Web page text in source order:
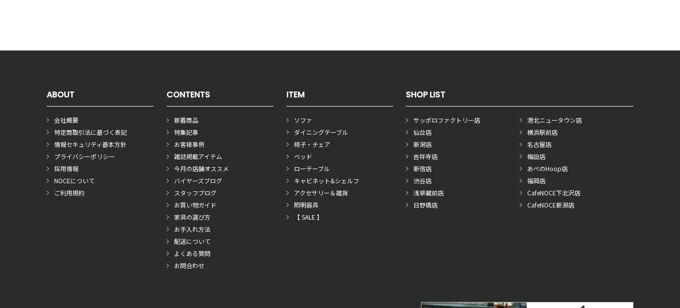
ABOUT
会社概要
特定商取引法に基づく表記
情報セキュリティ基本方針
プライバシーポリシー
採用情報
NOCEについて
ご利用規約
CONTENTS
新着商品
特集記事
お客様事例
雑誌掲載アイテム
今月の店舗オススメ
バイヤーズブログ
スタッフブログ
お買い物ガイド
家具の選び方
お手入れ方法
配送について
よくある質問
お問合わせ
ITEM
ソファ
ダイニングテーブル
椅子・チェア
ベッド
ローテーブル
キャビネット&シェルフ
アクセサリー＆雑貨
照明器具
【 SALE 】
SHOP LIST
サッポロファクトリー店
仙台店
新潟店
吉祥寺店
新宿店
渋谷店
浅草蔵前店
日野橋店
港北ニュータウン店
横浜駅前店
名古屋店
梅田店
あべのHoop店
福岡店
CafeNOCE下北沢店
CafeNOCE新潟店